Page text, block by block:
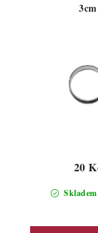
3cm
Skladem
20